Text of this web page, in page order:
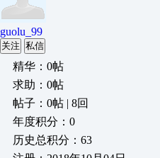
guolu_99
关注 私信
精华：0帖
求助：0帖
帖子：0帖 | 8回
年度积分：0
历史总积分：63